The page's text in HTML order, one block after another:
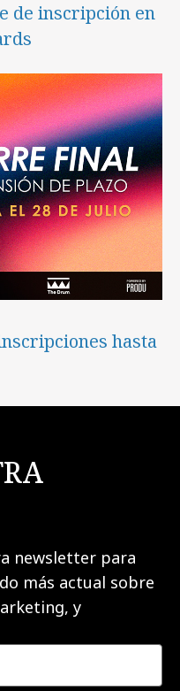
de inscripción en
hasta
newsletter para
más actual sobre
y